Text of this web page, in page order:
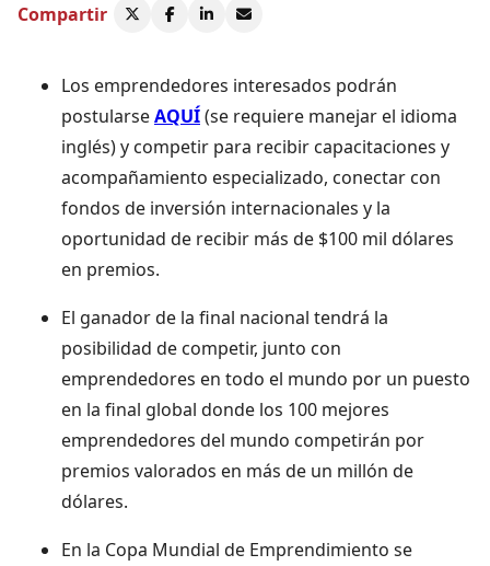
Compartir
Los emprendedores interesados podrán
postularseAQUÍ(se requiere manejar el idioma
inglés) y competir para recibir capacitaciones y
acompañamiento especializado, conectar con
fondos de inversión internacionales y la
oportunidad de recibir más de $100 mil dólares
en premios.
El ganador de la final nacional tendrá la
posibilidad de competir, junto con
emprendedores en todo el mundo por un puesto
en la final global donde los 100 mejores
emprendedores del mundo competirán por
premios valorados en más de un millón de
dólares.
En la Copa Mundial de Emprendimiento se